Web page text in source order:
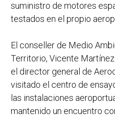
suministro de motores
testados en el propio
El conseller de Medio
Territorio, Vicente
el director general de
visitado el centro de
las instalaciones
mantenido un encuentro